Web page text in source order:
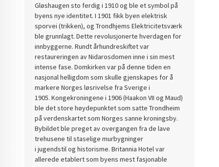
Gløshaugen sto ferdig i 1910 og ble et symbol på
byens nye identitet.I 1901 fikk byen elektrisk
sporvei (trikken), og Trondhjems Elektricitetsværk
ble grunnlagt. Dette revolusjonerte hverdagen for
innbyggerne.Rundt århundreskiftet var
restaureringen avNidarosdomen inne i sin mest
intense fase.Domkirken var på denne tiden en
nasjonal helligdom som skulle gjenskapes for å
markere Norges løsrivelse fra Sverige i
1905.Kongekroningene i 1906 (Haakon VII og Maud)
ble det store høydepunktet som satte Trondheim
på verdenskartet som Norges sanne kroningsby.
Bybildet ble preget av overgangen fra de lave
trehusene til staselige murbygninger
i jugendstil og historisme.Britannia Hotel var
allerede etablert som byens mest fasjonable